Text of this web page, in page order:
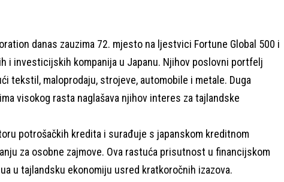
danas zauzima 72. mjesto na ljestvici Fortune Global 500 i
i investicijskih kompanija u Japanu. Njihov poslovni portfelj
tekstil, maloprodaju, strojeve, automobile i metale. Duga
visokog rasta naglašava njihov interes za tajlandske
potrošačkih kredita i surađuje s japanskom kreditnom
za osobne zajmove. Ova rastuća prisutnost u financijskom
u tajlandsku ekonomiju usred kratkoročnih izazova.